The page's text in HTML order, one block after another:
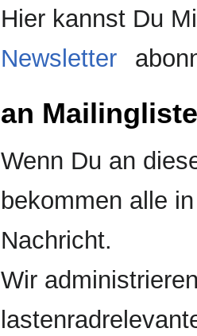
Hier kannst Du
Newsletter
an
Wenn Du an
bekommen alle
Nachricht.
Wir